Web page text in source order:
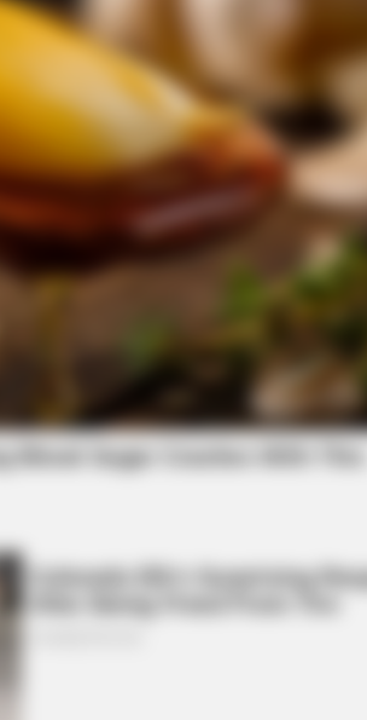
Magnetic Floating Bed: All That
By The Way
Kelly
BRAINBERRIES
The 90s